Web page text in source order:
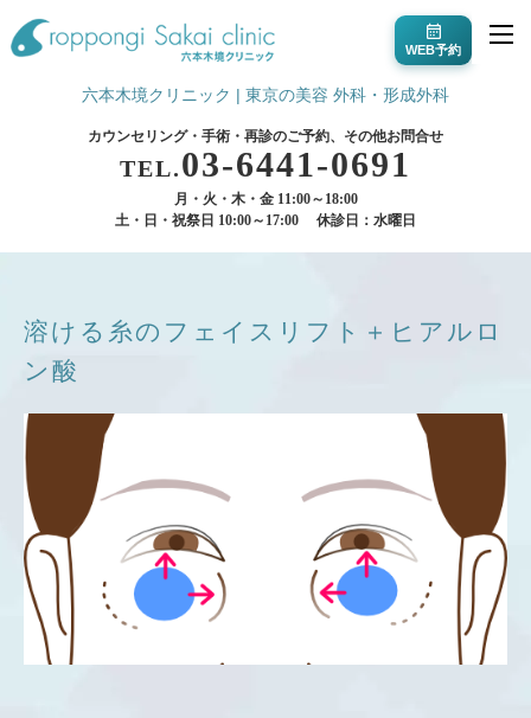
WEB予約
六本木境クリニック | 東京の美容 外科・形成外科
カウンセリング・手術・再診のご予約、その他お問合せ
TEL.03-6441-0691
月・火・木・金 11:00～18:00
土・日・祝祭日 10:00～17:00
休診日：水曜日
溶ける糸のフェイスリフト＋ヒアルロ
ン酸